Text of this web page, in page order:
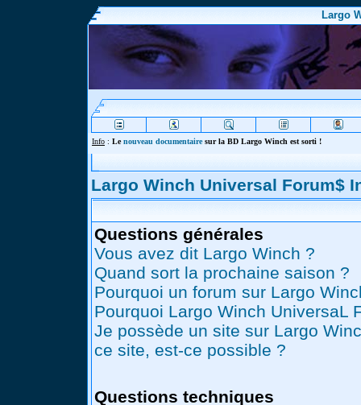
Largo
Info : Lenouveau documentairesur la BD Largo Winch est sorti !
Largo Winch Universal Forum$
Questions générales
Vous avez dit Largo Winch ?
Quand sort la prochaine saison ?
Pourquoi un forum sur Largo
Pourquoi Largo Winch UniversaL
Je possède un site sur Largo
ce site, est-ce possible ?
Questions techniques